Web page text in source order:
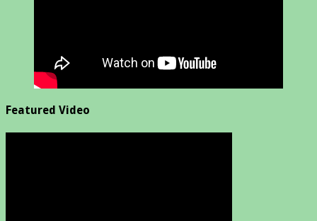
Featured Video